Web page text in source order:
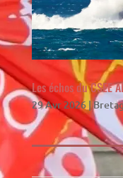
Les échos du CSEE
29 Avr 2026|